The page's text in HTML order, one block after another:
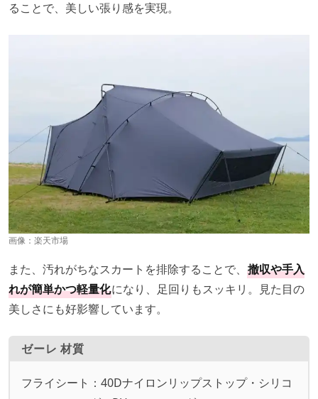
ることで、美しい張り感を実現。
画像： 楽天市場
また、汚れがちなスカートを排除することで、 撤収や手入
れが簡単かつ軽量化になり、足回りもスッキリ。見た目の
美しさにも好影響しています。
ゼーレ 材質
フライシート：40Dナイロンリップストップ・シリコ